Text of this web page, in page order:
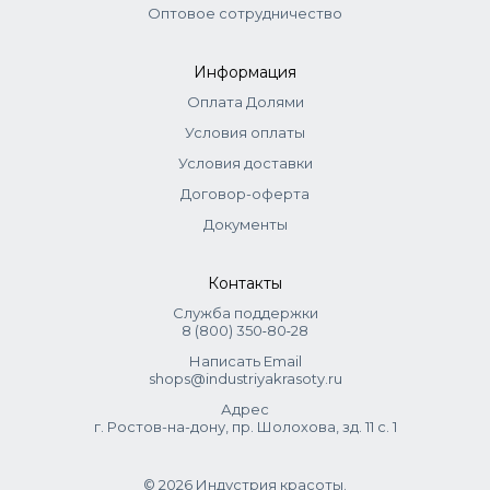
Оптовое сотрудничество
Информация
Оплата Долями
Условия оплаты
Условия доставки
Договор-оферта
Документы
Контакты
Служба поддержки
8 (800) 350‑80‑28
Написать Email
shops@industriyakrasoty.ru
Адрес
г. Ростов-на-дону, пр. Шолохова, зд. 11 с. 1
© 2026 Индустрия красоты.